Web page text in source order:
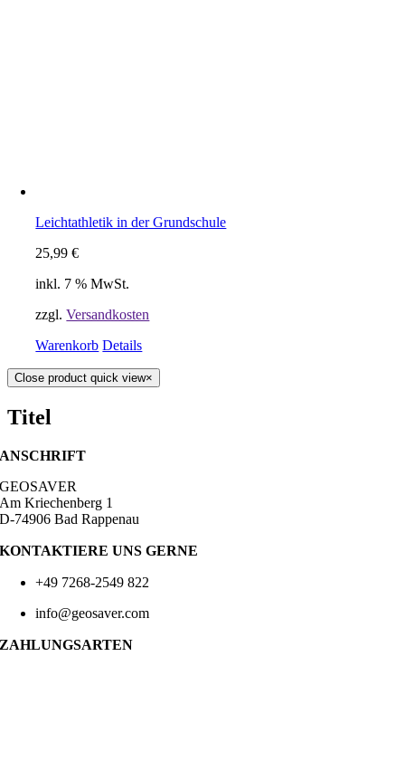
Leichtathletik in der Grundschule
25,99€
inkl. 7 % MwSt.
zzgl.Versandkosten
Warenkorb Details
Close product quick view×
Titel
ANSCHRIFT
GEOSAVER
Am Kriechenberg 1
D-74906 Bad Rappenau
KONTAKTIERE UNS GERNE
+49 7268-2549 822
info@geosaver.com
ZAHLUNGSARTEN